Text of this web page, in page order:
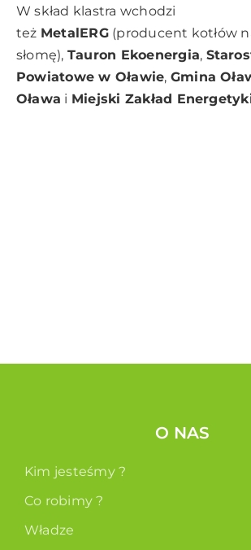
W skład klastra wchodzi
też MetalERG(producent kotłów
słomę), Tauron Ekoenergia,
Powiatowe w Oławie, Gmina
Oława i Miejski Zakład
O NAS
Kim jesteśmy ?
Co robimy ?
Władze